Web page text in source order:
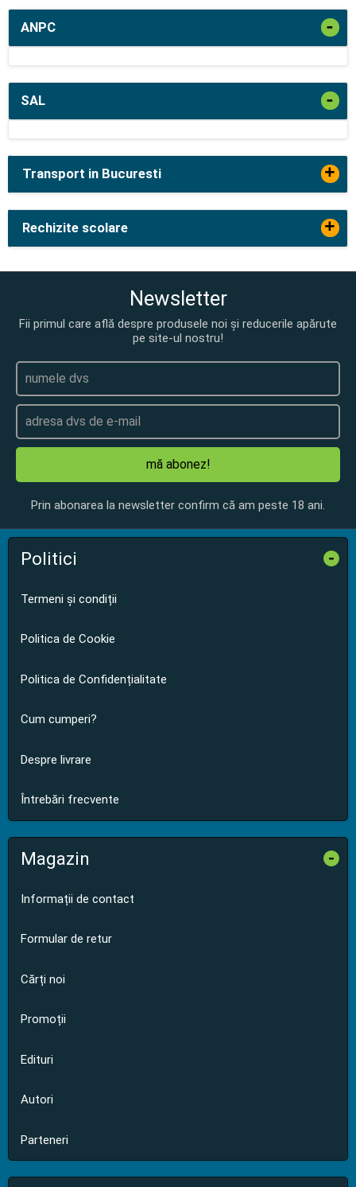
ANPC -
SAL -
Transport in Bucuresti +
Rechizite scolare +
Newsletter
Fii primul care află despre produsele noi și reducerile apărute
pe site-ul nostru!
mă abonez!
Prin abonarea la newsletter confirm că am peste 18 ani.
Politici -
Termeni și condiții
Politica de Cookie
Politica de Confidențialitate
Cum cumperi?
Despre livrare
Întrebări frecvente
Magazin -
Informații de contact
Formular de retur
Cărți noi
Promoții
Edituri
Autori
Parteneri